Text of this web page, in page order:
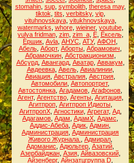
stomahin, sup, symbolith, theresa may,
tiktok tits verbitsky, vip,
vituhnovskaya, vitukhnovskaya,
watermarks whore, wieiner, youtube,
yulya fridman, zim, zim_a, Ё, Ёксель,
Ёршик Аvla АНУС АТУ, АФОН
Абель Аборт, Аборты Абрамович
Абрамочкин, Абстракционизм
Абсурд, Авангард, Аватар, Аввакум
Авдеевка, Авель, Авиалинии,
Авиация Австралия Австрия
Автомобили Автопортрет,
Автостоянка Агадамов Агафонов
Агент, Агентство, Агенты, Агитация,
Агитпроп, Агитпроп Идиоты,
АгитпропХ, Агностики, Агрегат, Ад,
Адагамов Адам АдамХ Адамс
Аддис-Абеба Адик Админ
Администрация Администрация
Живого Журнала.
Адмирал
Адоманис Адюльтер Азатий
Азербайджан, Азия, Айвазовский,
Айзенберг, Айнзатцгруппа D